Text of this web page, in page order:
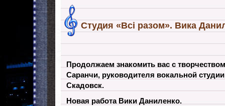
Студия «Всі разом». Вика
Продолжаем знакомить вас с
Саранчи, руководителя вокальной студии
Скадовск.
Новая работа Вики Даниленко.